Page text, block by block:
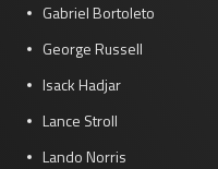
zo 17:00 - 19:00
Gabriel Bortoleto
George Russell
Isack Hadjar
Lance Stroll
Lando Norris